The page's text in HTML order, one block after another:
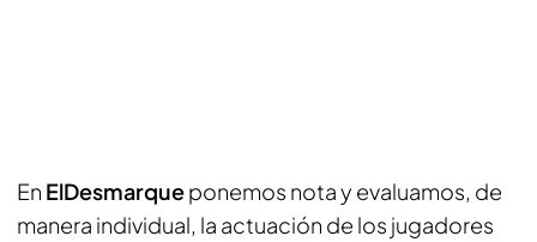
En ElDesmarqueponemos nota y evaluamos, de
manera individual, la actuación de los jugadores